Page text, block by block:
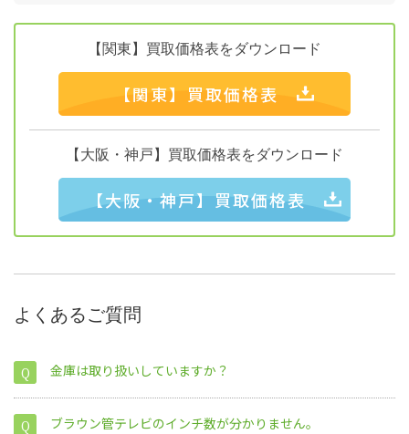
【関東】買取価格表をダウンロード
【関東】買取価格表
【大阪・神戸】買取価格表をダウンロード
【大阪・神戸】買取価格表
よくあるご質問
金庫は取り扱いしていますか？
ブラウン管テレビのインチ数が分かりません。